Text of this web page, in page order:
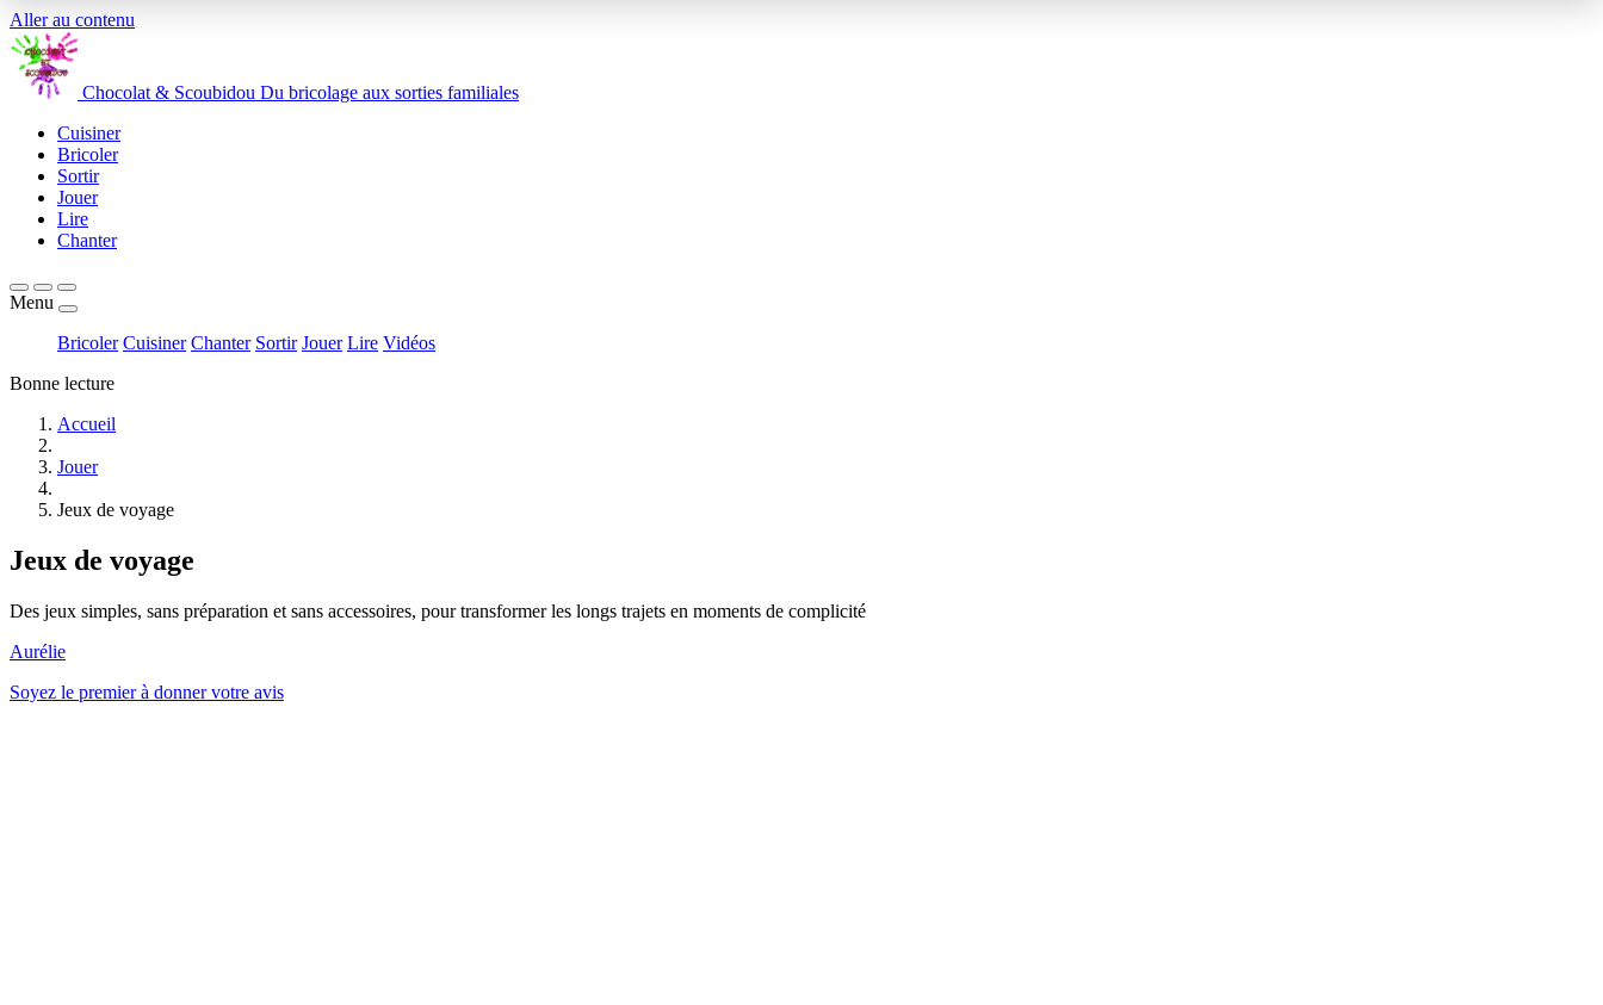
Aller au contenu
Chocolat & Scoubidou Du bricolage aux sorties familiales
Cuisiner
Bricoler
Sortir
Jouer
Lire
Chanter
Menu
Bricoler Cuisiner Chanter Sortir Jouer Lire Vidéos
Bonne lecture
Accueil
Jouer
Jeux de voyage
Jeux de voyage
Des jeux simples, sans préparation et sans accessoires, pour transformer les longs trajets en moments de complicité
Aurélie
Soyez le premier à donner votre avis